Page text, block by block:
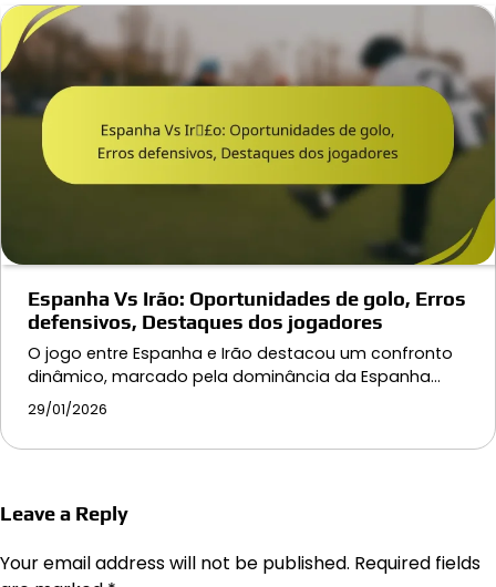
Espanha Vs Irão: Oportunidades de golo, Erros
defensivos, Destaques dos jogadores
O jogo entre Espanha e Irão destacou um confronto
dinâmico, marcado pela dominância da Espanha…
29/01/2026
Leave a Reply
Your email address will not be published. Required fields